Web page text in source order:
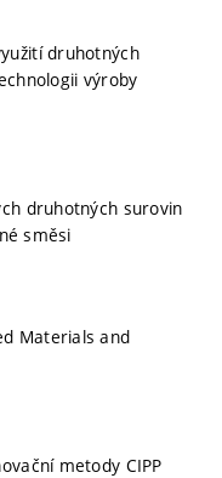
druhotných
výroby
druhotných surovin
směsi
Materials and
metody CIPP